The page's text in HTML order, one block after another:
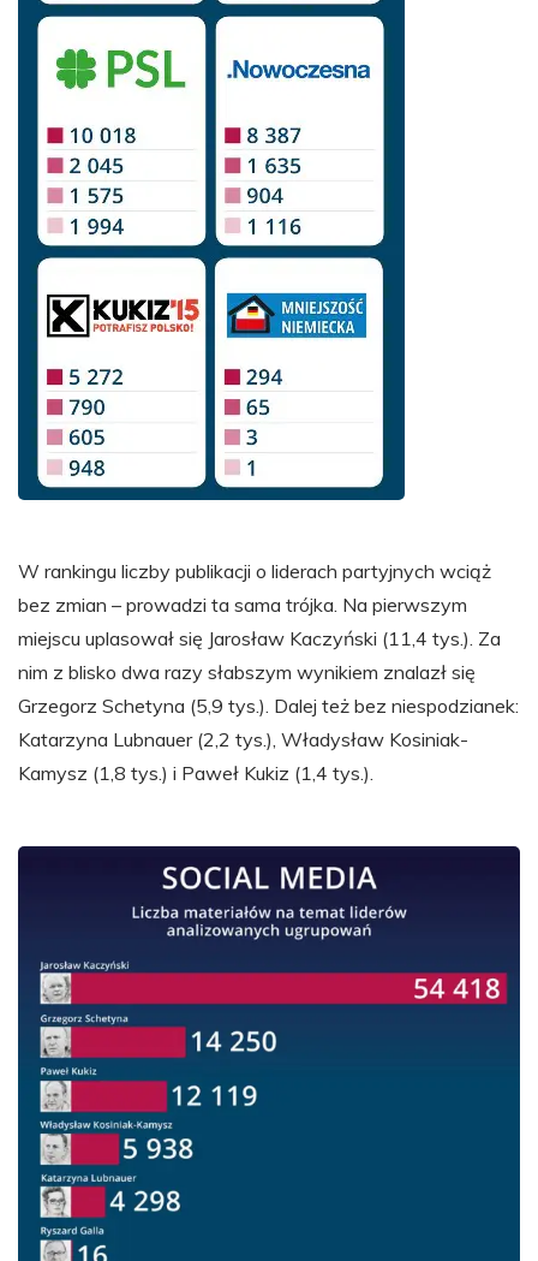
W rankingu liczby publikacji o liderach partyjnych wciąż
bez zmian – prowadzi ta sama trójka. Na pierwszym
miejscu uplasował się Jarosław Kaczyński (11,4 tys.). Za
nim z blisko dwa razy słabszym wynikiem znalazł się
Grzegorz Schetyna (5,9 tys.). Dalej też bez niespodzianek:
Katarzyna Lubnauer (2,2 tys.), Władysław Kosiniak-
Kamysz (1,8 tys.) i Paweł Kukiz (1,4 tys.).